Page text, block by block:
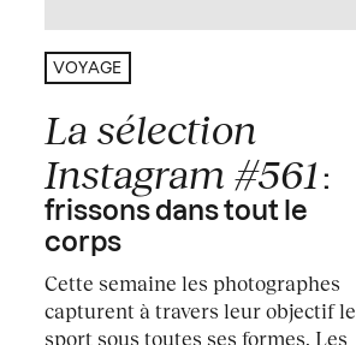
VOYAGE
La sélection
Instagram #561 :
frissons dans tout le
corps
Cette semaine les photographes
capturent à travers leur objectif le
sport sous toutes ses formes. Les